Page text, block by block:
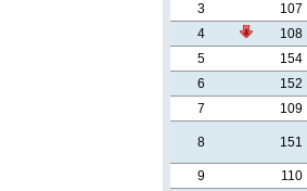
3
107
4
108
5
154
6
152
7
109
8 151
9 110